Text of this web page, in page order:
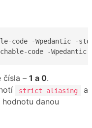
code -Wpedantic -
code -Wpedantic
čísla – 1 a 0.
strict aliasing
a
danou